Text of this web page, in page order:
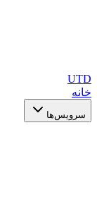
UTD
خانه
سرویس‌ها